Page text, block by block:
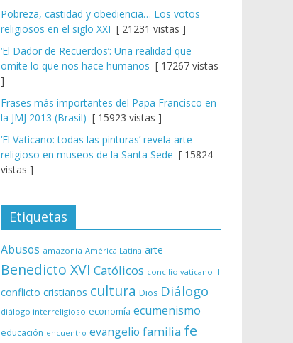
Pobreza, castidad y obediencia… Los votos
religiosos en el siglo XXI [ 21231 vistas ]
‘El Dador de Recuerdos’: Una realidad que
omite lo que nos hace humanos [ 17267 vistas
]
Frases más importantes del Papa Francisco en
la JMJ 2013 (Brasil) [ 15923 vistas ]
‘El Vaticano: todas las pinturas’ revela arte
religioso en museos de la Santa Sede [ 15824
vistas ]
Etiquetas
Abusos amazonía América Latina arte
Benedicto XVI Católicos concilio vaticano II
conflicto cristianos cultura Dios Diálogo
diálogo interreligioso economía ecumenismo
educación encuentro evangelio familia fe